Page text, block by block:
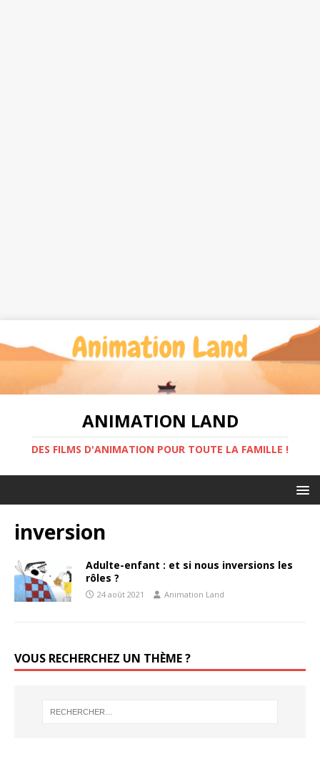
ANIMATION LAND
DES FILMS D'ANIMATION POUR TOUTE LA FAMILLE !
inversion
Adulte-enfant : et si nous inversions les
rôles ?
24 août 2021 Animation Land
VOUS RECHERCHEZ UN THÈME ?